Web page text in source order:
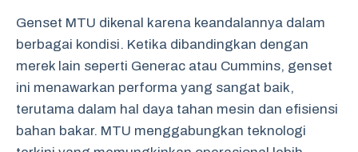
Genset MTU dikenal karena keandalannya dalam
berbagai kondisi. Ketika dibandingkan dengan
merek lain seperti Generac atau Cummins, genset
ini menawarkan performa yang sangat baik,
terutama dalam hal daya tahan mesin dan efisiensi
bahan bakar. MTU menggabungkan teknologi